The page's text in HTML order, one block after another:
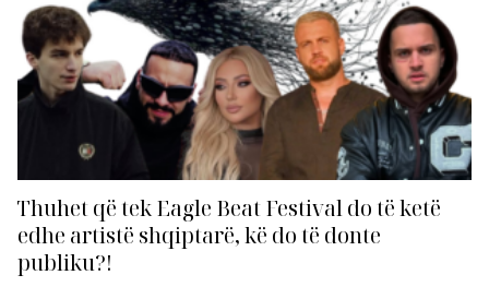
Thuhet që tek Eagle Beat Festival do të ketë
edhe artistë shqiptarë, kë do të donte
publiku?!